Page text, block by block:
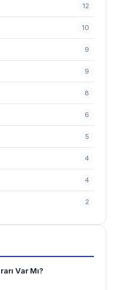
12
10
9
9
8
6
5
4
4
2
Var Mı?